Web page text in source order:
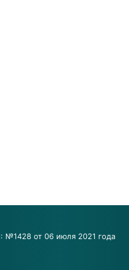
№1428 от 06 июля 2021 года